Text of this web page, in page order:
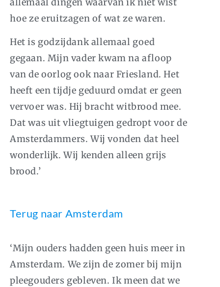
allemaal dingen waarvan ik niet wist
hoe ze eruitzagen of wat ze waren.
Het is godzijdank allemaal goed
gegaan. Mijn vader kwam na afloop
van de oorlog ook naar Friesland. Het
heeft een tijdje geduurd omdat er geen
vervoer was. Hij bracht witbrood mee.
Dat was uit vliegtuigen gedropt voor de
Amsterdammers. Wij vonden dat heel
wonderlijk. Wij kenden alleen grijs
brood.’
Terug naar Amsterdam
‘Mijn ouders hadden geen huis meer in
Amsterdam. We zijn de zomer bij mijn
pleegouders gebleven. Ik meen dat we